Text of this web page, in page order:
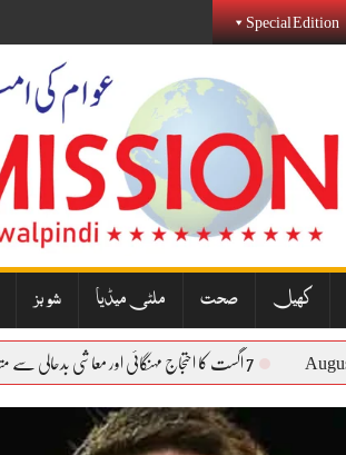
Special Edition
کھیل صحت ملٹی میڈیا شوبز